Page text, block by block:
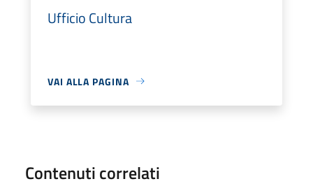
Ufficio Cultura
VAI ALLA PAGINA
Contenuti correlati